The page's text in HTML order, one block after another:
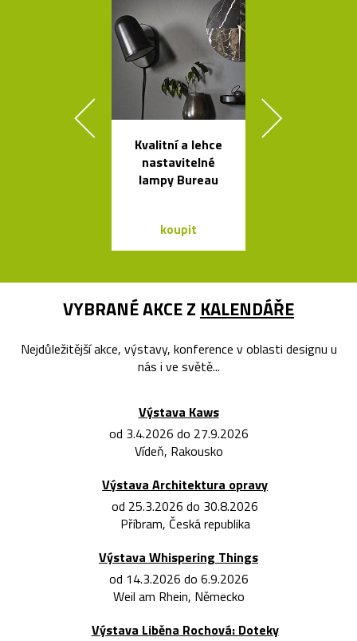
Kvalitní a lehce
nastavitelné
lampy Bureau
koupit
VYBRANÉ AKCE Z KALENDÁŘE
Nejdůležitější akce, výstavy, konference v oblasti designu u
nás i ve světě...
Výstava Kaws
od 3.4.2026 do 27.9.2026
Vídeň, Rakousko
Výstava Architektura opravy
od 25.3.2026 do 30.8.2026
Příbram, Česká republika
Výstava Whispering Things
od 14.3.2026 do 6.9.2026
Weil am Rhein, Německo
Výstava Liběna Rochová: Doteky